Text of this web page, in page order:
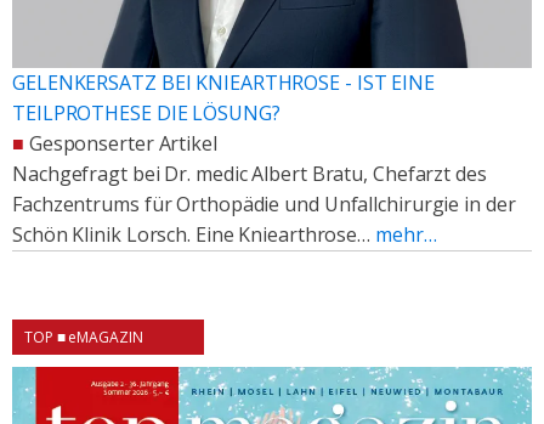
GELENKERSATZ BEI KNIEARTHROSE - IST EINE
TEILPROTHESE DIE LÖSUNG?
■ Gesponserter Artikel
Nachgefragt bei Dr. medic Albert Bratu, Chefarzt des
Fachzentrums für Orthopädie und Unfallchirurgie in der
Schön Klinik Lorsch. Eine Kniearthrose… mehr…
TOP ■ eMAGAZIN